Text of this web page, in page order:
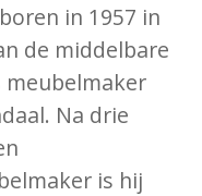
in 1957 in
de middelbare
meubelmaker
Na drie
is hij